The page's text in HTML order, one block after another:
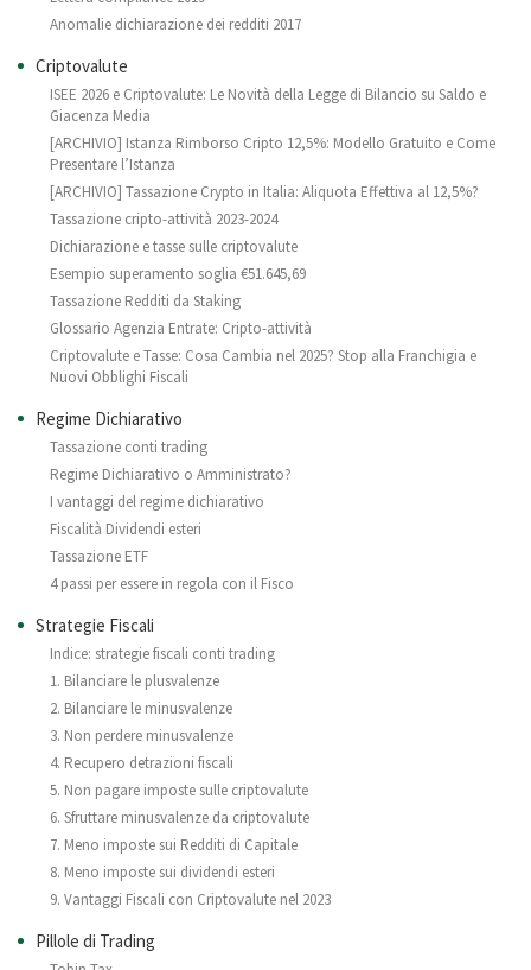
Anomalie dichiarazione dei redditi 2017
Criptovalute
ISEE 2026 e Criptovalute: Le Novità della Legge di Bilancio su Saldo e
Giacenza Media
[ARCHIVIO] Istanza Rimborso Cripto 12,5%: Modello Gratuito e Come
Presentare l’Istanza
[ARCHIVIO] Tassazione Crypto in Italia: Aliquota Effettiva al 12,5%?
Tassazione cripto-attività 2023-2024
Dichiarazione e tasse sulle criptovalute
Esempio superamento soglia €51.645,69
Tassazione Redditi da Staking
Glossario Agenzia Entrate: Cripto-attività
Criptovalute e Tasse: Cosa Cambia nel 2025? Stop alla Franchigia e
Nuovi Obblighi Fiscali
Regime Dichiarativo
Tassazione conti trading
Regime Dichiarativo o Amministrato?
I vantaggi del regime dichiarativo
Fiscalità Dividendi esteri
Tassazione ETF
4 passi per essere in regola con il Fisco
Strategie Fiscali
Indice: strategie fiscali conti trading
1. Bilanciare le plusvalenze
2. Bilanciare le minusvalenze
3. Non perdere minusvalenze
4. Recupero detrazioni fiscali
5. Non pagare imposte sulle criptovalute
6. Sfruttare minusvalenze da criptovalute
7. Meno imposte sui Redditi di Capitale
8. Meno imposte sui dividendi esteri
9. Vantaggi Fiscali con Criptovalute nel 2023
Pillole di Trading